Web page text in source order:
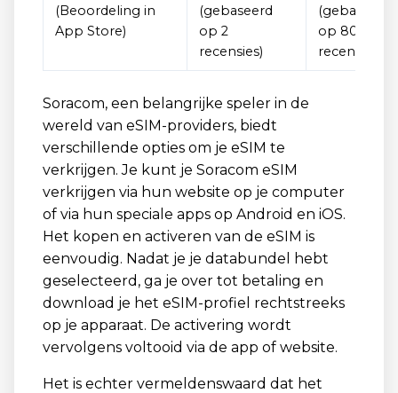
(Beoordeling in
App Store)
(gebaseerd
op 2
recensies)
(gebaseerd
op 800
recensies)
Soracom, een belangrijke speler in de
wereld van eSIM-providers, biedt
verschillende opties om je eSIM te
verkrijgen. Je kunt je Soracom eSIM
verkrijgen via hun website op je computer
of via hun speciale apps op Android en iOS.
Het kopen en activeren van de eSIM is
eenvoudig. Nadat je je databundel hebt
geselecteerd, ga je over tot betaling en
download je het eSIM-profiel rechtstreeks
op je apparaat. De activering wordt
vervolgens voltooid via de app of website.
Het is echter vermeldenswaard dat het